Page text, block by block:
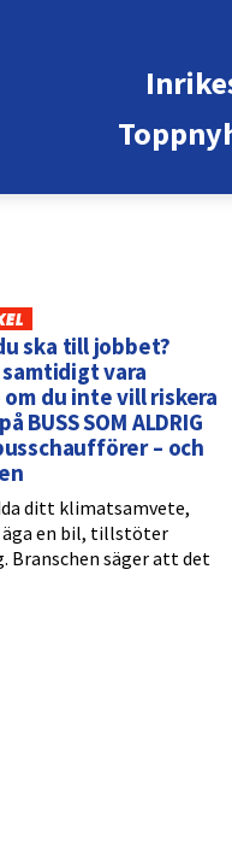
ska till jobbet?
vara
du inte vill riskera
SOM ALDRIG
– och
ditt klimatsamvete,
en bil, tillstöter
Branschen säger att det